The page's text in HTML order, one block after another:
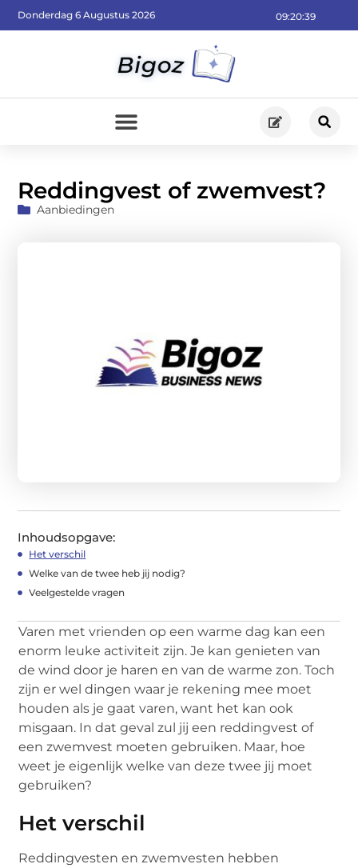
09:20:41
Donderdag 6 Augustus 2026
Reddingvest of zwemvest?
Aanbiedingen
Inhoudsopgave:
Het verschil
Welke van de twee heb jij nodig?
Veelgestelde vragen
Varen met vrienden op een warme dag kan een
enorm leuke activiteit zijn. Je kan genieten van
de wind door je haren en van de warme zon. Toch
zijn er wel dingen waar je rekening mee moet
houden als je gaat varen, want het kan ook
misgaan. In dat geval zul jij een reddingvest of
een zwemvest moeten gebruiken. Maar, hoe
weet je eigenlijk welke van deze twee jij moet
gebruiken?
Het verschil
Reddingvesten en zwemvesten hebben